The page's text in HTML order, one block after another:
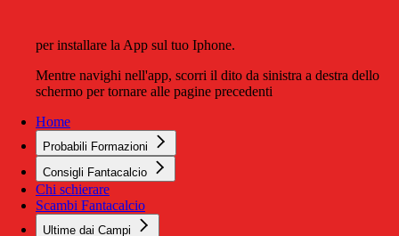
per installare la App sul tuo Iphone.
Mentre navighi nell'app, scorri il dito da sinistra a destra dello
schermo per tornare alle pagine precedenti
Home
Probabili Formazioni
Consigli Fantacalcio
Chi schierare
Scambi Fantacalcio
Ultime dai Campi